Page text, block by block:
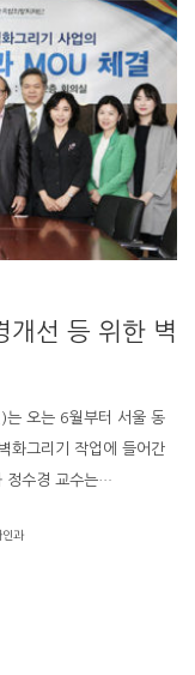
개선 등 위한 벽
)는 오는 6월부터 서울 동
화그리기 작업에 들어간
정수경 교수는…
인과